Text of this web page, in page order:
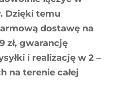
Dzięki temu
dostawę na
zł, gwarancję
i realizację w 2 –
na terenie całej